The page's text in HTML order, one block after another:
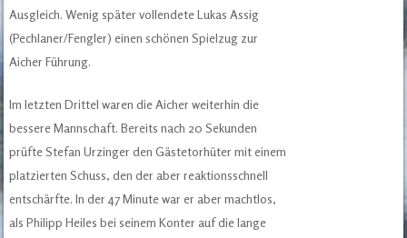
Ausgleich. Wenig später vollendete Lukas Assig
(Pechlaner/Fengler) einen schönen Spielzug zur
Aicher Führung.
Im letzten Drittel waren die Aicher weiterhin die
bessere Mannschaft. Bereits nach 20 Sekunden
prüfte Stefan Urzinger den Gästetorhüter mit einem
platzierten Schuss, den der aber reaktionsschnell
entschärfte. In der 47 Minute war er aber machtlos,
als Philipp Heiles bei seinem Konter auf die lange